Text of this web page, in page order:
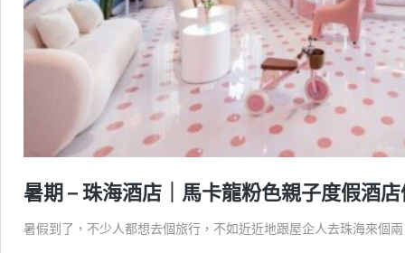
暑期 – 珠海酒店｜馬卡龍粉色親子度假酒
暑假到了，不少人都想去個旅行，不如近近地跟屋企人去珠海來